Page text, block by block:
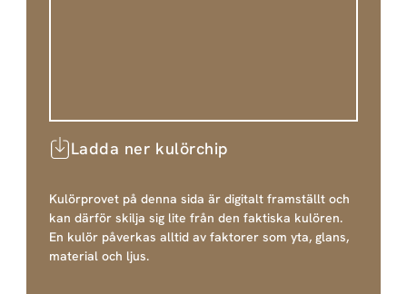
Ladda ner kulörchip
Kulörprovet på denna sida är digitalt framställt och
kan därför skilja sig lite från den faktiska kulören.
En kulör påverkas alltid av faktorer som yta, glans,
material och ljus.